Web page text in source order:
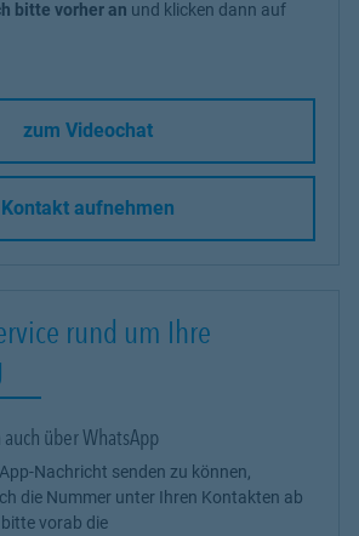
bitte vorher an und klicken dann auf
zum Videochat
Kontakt aufnehmen
rund um Ihre
über WhatsApp
Nachricht senden zu können,
die Nummer unter Ihren Kontakten ab
vorab die